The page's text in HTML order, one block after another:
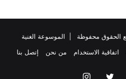
الموسوعة الغنية
اتفاقية الاستخدام من نحن إتصل بنا
فيسبوك تويتر